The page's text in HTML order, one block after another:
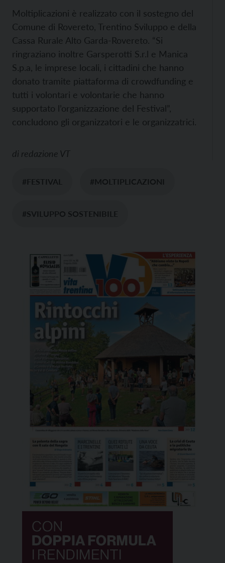
Moltiplicazioni è realizzato con il sostegno del
Comune di Rovereto, Trentino Sviluppo e della
Cassa Rurale Alto Garda-Rovereto. “Si
ringraziano inoltre Garsperotti S.r.l e Manica
S.p.a, le imprese locali, i cittadini che hanno
donato tramite piattaforma di crowdfunding e
tutti i volontari e volontarie che hanno
supportato l’organizzazione del Festival”,
concludono gli organizzatori e le organizzatrici.
di redazione VT
#FESTIVAL #MOLTIPLICAZIONI
#SVILUPPO SOSTENIBILE